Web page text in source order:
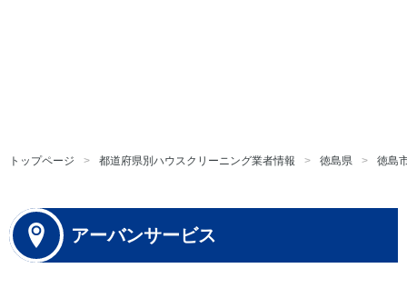
トップページ 都道府県別ハウスクリーニング業者情報 徳島県 徳島
アーバンサービス